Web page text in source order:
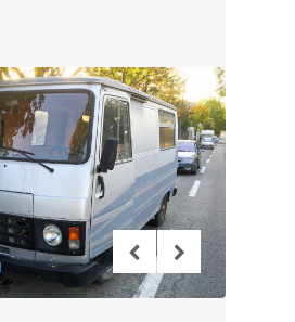
?
ET MARQUES
FONCTIONNE BLV ?